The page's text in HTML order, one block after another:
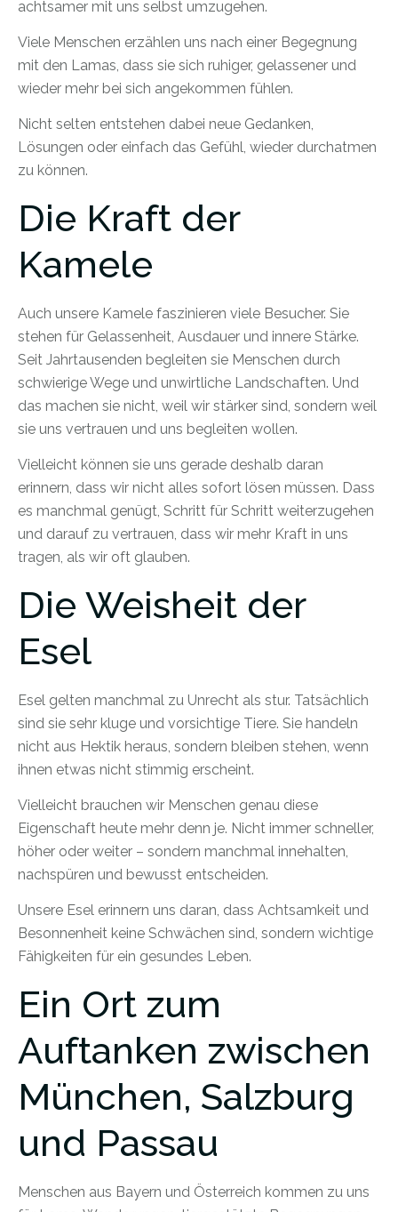
achtsamer mit uns selbst umzugehen.
Viele Menschen erzählen uns nach einer Begegnung
mit den Lamas, dass sie sich ruhiger, gelassener und
wieder mehr bei sich angekommen fühlen.
Nicht selten entstehen dabei neue Gedanken,
Lösungen oder einfach das Gefühl, wieder durchatmen
zu können.
Die Kraft der
Kamele
Auch unsere Kamele faszinieren viele Besucher. Sie
stehen für Gelassenheit, Ausdauer und innere Stärke.
Seit Jahrtausenden begleiten sie Menschen durch
schwierige Wege und unwirtliche Landschaften. Und
das machen sie nicht, weil wir stärker sind, sondern weil
sie uns vertrauen und uns begleiten wollen.
Vielleicht können sie uns gerade deshalb daran
erinnern, dass wir nicht alles sofort lösen müssen. Dass
es manchmal genügt, Schritt für Schritt weiterzugehen
und darauf zu vertrauen, dass wir mehr Kraft in uns
tragen, als wir oft glauben.
Die Weisheit der
Esel
Esel gelten manchmal zu Unrecht als stur. Tatsächlich
sind sie sehr kluge und vorsichtige Tiere. Sie handeln
nicht aus Hektik heraus, sondern bleiben stehen, wenn
ihnen etwas nicht stimmig erscheint.
Vielleicht brauchen wir Menschen genau diese
Eigenschaft heute mehr denn je. Nicht immer schneller,
höher oder weiter – sondern manchmal innehalten,
nachspüren und bewusst entscheiden.
Unsere Esel erinnern uns daran, dass Achtsamkeit und
Besonnenheit keine Schwächen sind, sondern wichtige
Fähigkeiten für ein gesundes Leben.
Ein Ort zum
Auftanken zwischen
München, Salzburg
und Passau
Menschen aus Bayern und Österreich kommen zu uns